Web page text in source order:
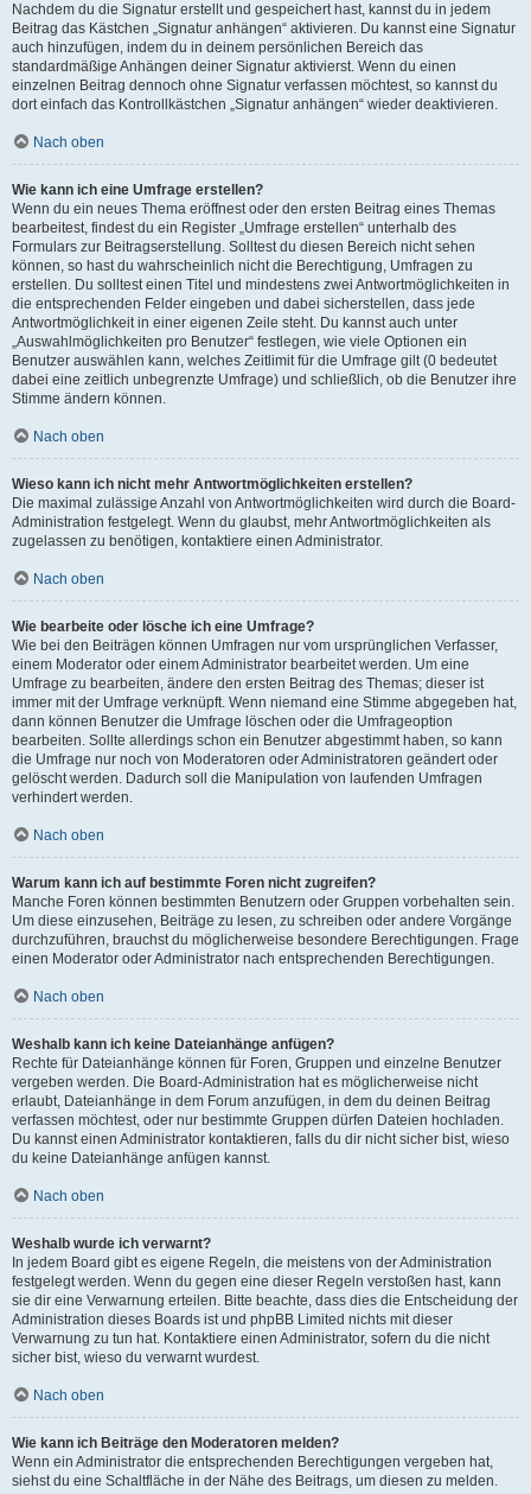
Nachdem du die Signatur erstellt und gespeichert hast, kannst du in jedem
Beitrag das Kästchen „Signatur anhängen“ aktivieren. Du kannst eine Signatur
auch hinzufügen, indem du in deinem persönlichen Bereich das
standardmäßige Anhängen deiner Signatur aktivierst. Wenn du einen
einzelnen Beitrag dennoch ohne Signatur verfassen möchtest, so kannst du
dort einfach das Kontrollkästchen „Signatur anhängen“ wieder deaktivieren.
Nach oben
Wie kann ich eine Umfrage erstellen?
Wenn du ein neues Thema eröffnest oder den ersten Beitrag eines Themas
bearbeitest, findest du ein Register „Umfrage erstellen“ unterhalb des
Formulars zur Beitragserstellung. Solltest du diesen Bereich nicht sehen
können, so hast du wahrscheinlich nicht die Berechtigung, Umfragen zu
erstellen. Du solltest einen Titel und mindestens zwei Antwortmöglichkeiten in
die entsprechenden Felder eingeben und dabei sicherstellen, dass jede
Antwortmöglichkeit in einer eigenen Zeile steht. Du kannst auch unter
„Auswahlmöglichkeiten pro Benutzer“ festlegen, wie viele Optionen ein
Benutzer auswählen kann, welches Zeitlimit für die Umfrage gilt (0 bedeutet
dabei eine zeitlich unbegrenzte Umfrage) und schließlich, ob die Benutzer ihre
Stimme ändern können.
Nach oben
Wieso kann ich nicht mehr Antwortmöglichkeiten erstellen?
Die maximal zulässige Anzahl von Antwortmöglichkeiten wird durch die Board-
Administration festgelegt. Wenn du glaubst, mehr Antwortmöglichkeiten als
zugelassen zu benötigen, kontaktiere einen Administrator.
Nach oben
Wie bearbeite oder lösche ich eine Umfrage?
Wie bei den Beiträgen können Umfragen nur vom ursprünglichen Verfasser,
einem Moderator oder einem Administrator bearbeitet werden. Um eine
Umfrage zu bearbeiten, ändere den ersten Beitrag des Themas; dieser ist
immer mit der Umfrage verknüpft. Wenn niemand eine Stimme abgegeben hat,
dann können Benutzer die Umfrage löschen oder die Umfrageoption
bearbeiten. Sollte allerdings schon ein Benutzer abgestimmt haben, so kann
die Umfrage nur noch von Moderatoren oder Administratoren geändert oder
gelöscht werden. Dadurch soll die Manipulation von laufenden Umfragen
verhindert werden.
Nach oben
Warum kann ich auf bestimmte Foren nicht zugreifen?
Manche Foren können bestimmten Benutzern oder Gruppen vorbehalten sein.
Um diese einzusehen, Beiträge zu lesen, zu schreiben oder andere Vorgänge
durchzuführen, brauchst du möglicherweise besondere Berechtigungen. Frage
einen Moderator oder Administrator nach entsprechenden Berechtigungen.
Nach oben
Weshalb kann ich keine Dateianhänge anfügen?
Rechte für Dateianhänge können für Foren, Gruppen und einzelne Benutzer
vergeben werden. Die Board-Administration hat es möglicherweise nicht
erlaubt, Dateianhänge in dem Forum anzufügen, in dem du deinen Beitrag
verfassen möchtest, oder nur bestimmte Gruppen dürfen Dateien hochladen.
Du kannst einen Administrator kontaktieren, falls du dir nicht sicher bist, wieso
du keine Dateianhänge anfügen kannst.
Nach oben
Weshalb wurde ich verwarnt?
In jedem Board gibt es eigene Regeln, die meistens von der Administration
festgelegt werden. Wenn du gegen eine dieser Regeln verstoßen hast, kann
sie dir eine Verwarnung erteilen. Bitte beachte, dass dies die Entscheidung der
Administration dieses Boards ist und phpBB Limited nichts mit dieser
Verwarnung zu tun hat. Kontaktiere einen Administrator, sofern du die nicht
sicher bist, wieso du verwarnt wurdest.
Nach oben
Wie kann ich Beiträge den Moderatoren melden?
Wenn ein Administrator die entsprechenden Berechtigungen vergeben hat,
siehst du eine Schaltfläche in der Nähe des Beitrags, um diesen zu melden.